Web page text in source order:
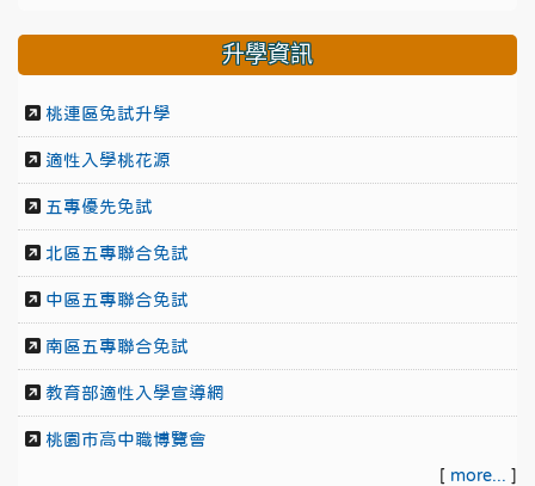
升學資訊
桃連區免試升學
適性入學桃花源
五專優先免試
北區五專聯合免試
中區五專聯合免試
南區五專聯合免試
教育部適性入學宣導網
桃園市高中職博覽會
[ more... ]